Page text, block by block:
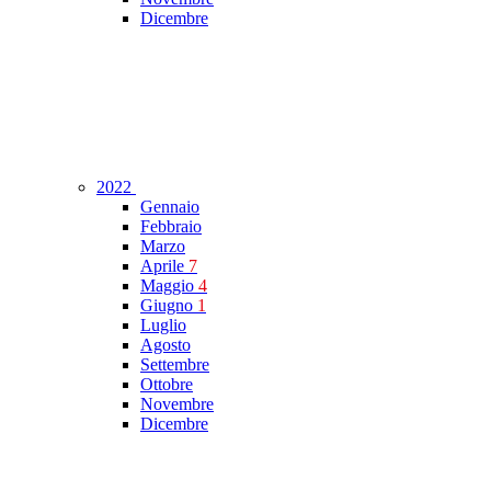
Dicembre
2022
Gennaio
Febbraio
Marzo
Aprile 7
Maggio 4
Giugno 1
Luglio
Agosto
Settembre
Ottobre
Novembre
Dicembre